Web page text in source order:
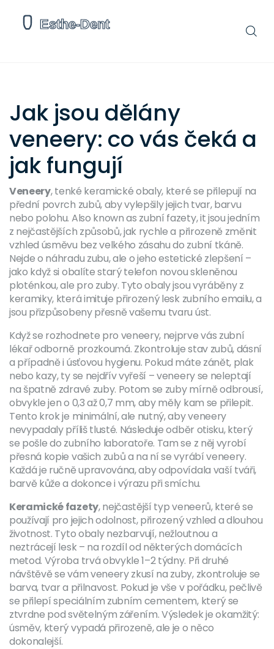
Jak jsou dělány
veneery: co vás čeká a
jak fungují
Veneery,tenké keramické obaly, které se přilepují na
přední povrch zubů, aby vylepšily jejich tvar, barvu
nebo polohu. Also known as zubní fazety, itjsou jedním
z nejčastějších způsobů, jak rychle a přirozeně změnit
vzhled úsměvu bez velkého zásahu do zubní tkáně.
Nejde o náhradu zubu, ale o jeho estetické zlepšení –
jako když si obalíte starý telefon novou skleněnou
ploténkou, ale pro zuby. Tyto obaly jsou vyráběny z
keramiky, která imituje přirozený lesk zubního emailu, a
jsou přizpůsobeny přesně vašemu tvaru úst.
Když se rozhodnete pro veneery, nejprve vás zubní
lékař odborně prozkoumá. Zkontroluje stav zubů, dásní
a případně i úsťovou hygienu. Pokud máte zánět, plak
nebo kazy, ty se nejdřív vyřeší – veneery se neleptají
na špatně zdravé zuby. Potom se zuby mírně odbrousí,
obvykle jen o 0,3 až 0,7 mm, aby měly kam se přilepit.
Tento krok je minimální, ale nutný, aby veneery
nevypadaly příliš tlusté. Následuje odběr otisku, který
se pošle do zubního laboratoře. Tam se z něj vyrobí
přesná kopie vašich zubů a na ní se vyrábí veneery.
Každá je ručně upravována, aby odpovídala vaší tváři,
barvě kůže a dokonce i výrazu při smíchu.
Keramické fazety,nejčastější typ veneerů, které se
používají pro jejich odolnost, přirozený vzhled a dlouhou
životnost. Tyto obaly nezbarvují, nežloutnou a
neztrácejí lesk – na rozdíl od některých domácích
metod. Výroba trvá obvykle 1–2 týdny. Při druhé
návštěvě se vám veneery zkusí na zuby, zkontroluje se
barva, tvar a přilnavost. Pokud je vše v pořádku, pečlivě
se přilepí speciálním zubním cementem, který se
ztvrdne pod světelným zářením. Výsledek je okamžitý:
úsměv, který vypadá přirozeně, ale je o něco
dokonalejší.